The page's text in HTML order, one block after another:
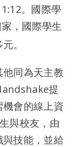
。國際學
，國際學生
。
同為天主教
提
會的線上資
與校友，由
技能，並給